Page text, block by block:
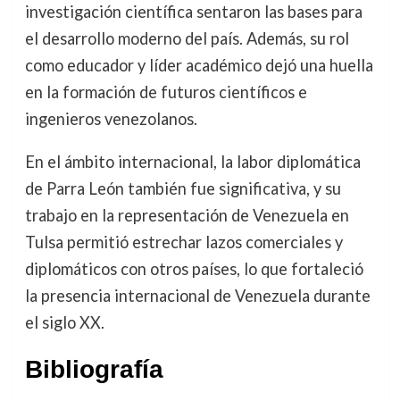
investigación científica sentaron las bases para
el desarrollo moderno del país. Además, su rol
como educador y líder académico dejó una huella
en la formación de futuros científicos e
ingenieros venezolanos.
En el ámbito internacional, la labor diplomática
de Parra León también fue significativa, y su
trabajo en la representación de Venezuela en
Tulsa permitió estrechar lazos comerciales y
diplomáticos con otros países, lo que fortaleció
la presencia internacional de Venezuela durante
el siglo XX.
Bibliografía